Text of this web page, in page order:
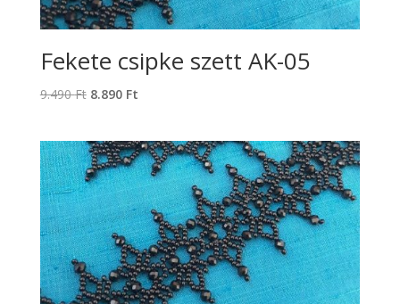
Fekete csipke szett AK-05
9.490Ft Original
9.490 Ft.
8.890 FtCurrent
8.890 Ft.